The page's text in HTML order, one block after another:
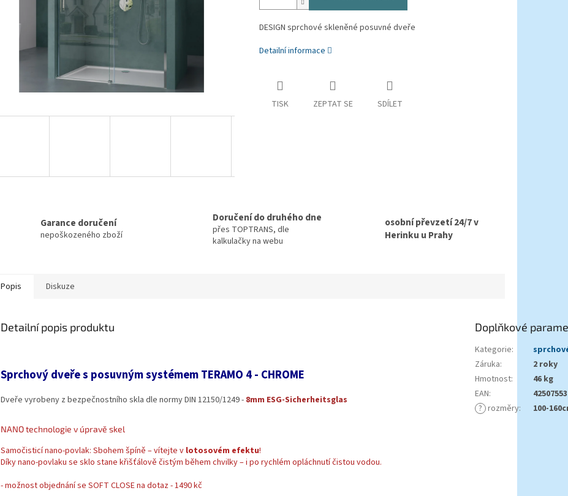
DESIGN sprchové skleněné posuvné dveře
Detailní informace
TISK ZEPTAT SE SDÍLET
Garance doručení
nepoškozeného zboží
Doručení do druhého dne
přes TOPTRANS, dle
kalkulačky na webu
osobní převzetí 24/7 v
Herinku u Prahy
Popis Diskuze
Detailní popis produktu
Sprchový dveře s posuvným systémem TERAMO 4 - CHROME
Dveře vyrobeny z bezpečnostního skla dle normy DIN 12150/1249 - 8mm ESG-Sicherheitsglas
NANO technologie v úpravě skel
Samočisticí nano-povlak: Sbohem špíně – vítejte v lotosovém efektu!
Díky nano-povlaku se sklo stane křišťálově čistým během chvilky – i po rychlém opláchnutí čistou vodou.
- možnost objednání se SOFT CLOSE na dotaz - 1490 kč
Doplňkové
Kategorie:
Záruka:
2 roky
Hmotnost:
46 kg
EAN:
? rozměry: 100-